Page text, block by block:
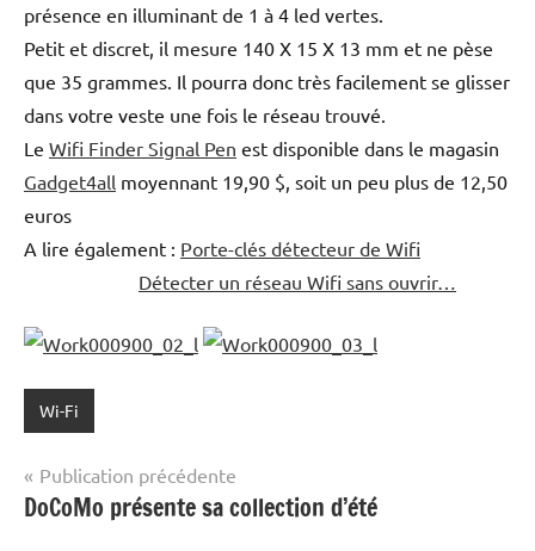
présence en illuminant de 1 à 4 led vertes.
Petit et discret, il mesure 140 X 15 X 13 mm et ne pèse
que 35 grammes. Il pourra donc très facilement se glisser
dans votre veste une fois le réseau trouvé.
Le Wifi Finder Signal Pen est disponible dans le magasin
Gadget4all moyennant 19,90 $, soit un peu plus de 12,50
euros
A lire également : Porte-clés détecteur de Wifi
Détecter un réseau Wifi sans ouvrir…
Wi-Fi
Navigation
de
Publication précédente
DoCoMo présente sa collection d’été